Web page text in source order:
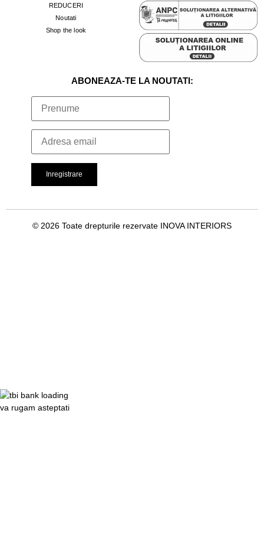
REDUCERI
Noutati
Shop the look
ABONEAZA-TE LA NOUTATI:
© 2026 Toate drepturile rezervate INOVA INTERIORS
va rugam asteptati